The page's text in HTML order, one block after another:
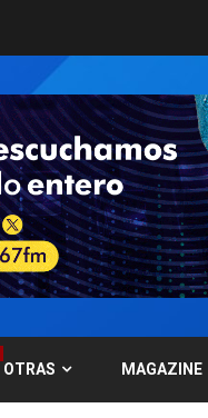
OTRAS MAGAZINE
6
7